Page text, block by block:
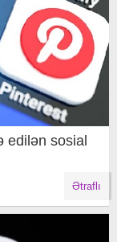
edilən sosial
Ətraflı